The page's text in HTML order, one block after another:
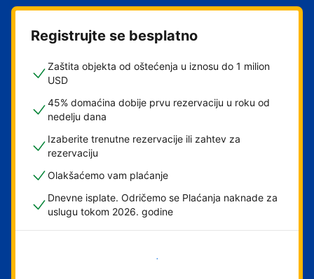
Registrujte se besplatno
Zaštita objekta od oštećenja u iznosu do 1 milion
USD
45% domaćina dobije prvu rezervaciju u roku od
nedelju dana
Izaberite trenutne rezervacije ili zahtev za
rezervaciju
Olakšaćemo vam plaćanje
Dnevne isplate. Odričemo se Plaćanja naknade za
uslugu tokom 2026. godine
Počnite odmah